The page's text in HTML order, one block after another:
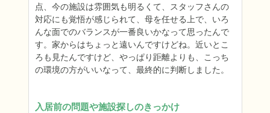
点、今の施設は雰囲気も明るくて、スタッフさんの
対応にも覚悟が感じられて、母を任せる上で、いろ
んな面でのバランスが一番良いかなって思ったんで
す。家からはちょっと遠いんですけどね。近いとこ
ろも見たんですけど、やっぱり距離よりも、こっち
の環境の方がいいなって、最終的に判断しました。
入居前の問題や施設探しのきっかけ